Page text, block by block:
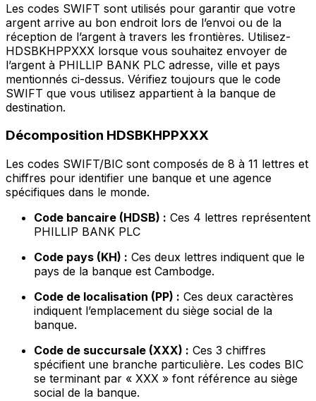
Les codes SWIFT sont utilisés pour garantir que votre
argent arrive au bon endroit lors de l’envoi ou de la
réception de l’argent à travers les frontières. Utilisez-
HDSBKHPPXXX lorsque vous souhaitez envoyer de
l’argent à PHILLIP BANK PLC adresse, ville et pays
mentionnés ci-dessus. Vérifiez toujours que le code
SWIFT que vous utilisez appartient à la banque de
destination.
Décomposition HDSBKHPPXXX
Les codes SWIFT/BIC sont composés de 8 à 11 lettres et
chiffres pour identifier une banque et une agence
spécifiques dans le monde.
Code bancaire (HDSB) : Ces 4 lettres représentent
PHILLIP BANK PLC
Code pays (KH) : Ces deux lettres indiquent que le
pays de la banque est Cambodge.
Code de localisation (PP) : Ces deux caractères
indiquent l’emplacement du siège social de la
banque.
Code de succursale (XXX) : Ces 3 chiffres
spécifient une branche particulière. Les codes BIC
se terminant par « XXX » font référence au siège
social de la banque.